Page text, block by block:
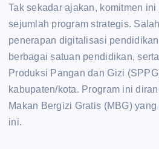
‎Tak sekadar ajakan, komitmen
sejumlah program strategis.
penerapan digitalisasi
berbagai satuan pendidikan,
Produksi Pangan dan Gizi
kabupaten/kota. Program ini
Makan Bergizi Gratis (MBG)
ini.